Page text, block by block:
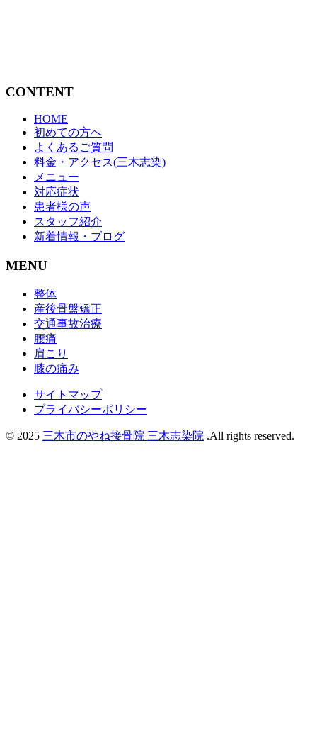
CONTENT
HOME
初めての方へ
よくあるご質問
料金・アクセス(三木志染)
メニュー
対応症状
患者様の声
スタッフ紹介
新着情報・ブログ
MENU
整体
産後骨盤矯正
交通事故治療
腰痛
肩こり
膝の痛み
サイトマップ
プライバシーポリシー
© 2025 三木市のやね接骨院 三木志染院 .All rights reserved.